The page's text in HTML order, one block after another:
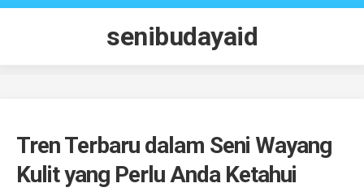
Skip
senibudayaid
Tren Terbaru dalam Seni Wayang
Kulit yang Perlu Anda Ketahui